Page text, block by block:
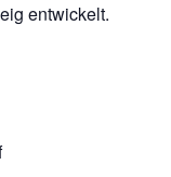
entwickelt.